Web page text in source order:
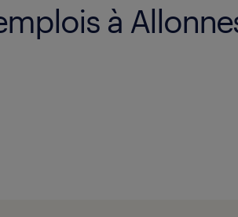
à